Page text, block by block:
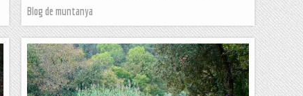
Blog de muntanya